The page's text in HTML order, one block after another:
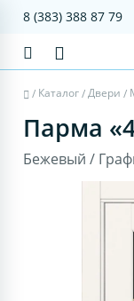
8 (383) 388 87 79
/ Каталог/Двери /
Парма
Бежевый /